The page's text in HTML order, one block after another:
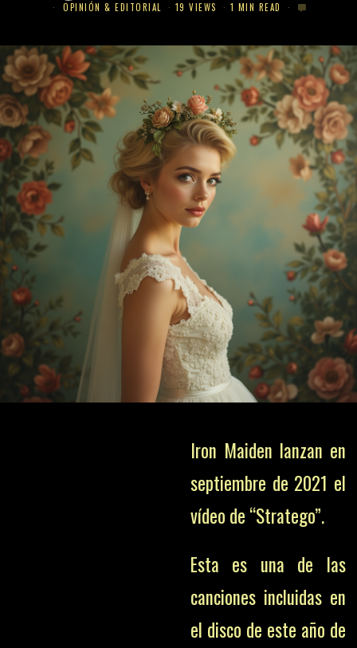
OPINIÓN & EDITORIAL
19 VIEWS 1 MIN READ
Iron Maiden lanzan en
septiembre de 2021 el
vídeo de “Stratego”.
Esta es una de las
canciones incluidas en
el disco de este año de